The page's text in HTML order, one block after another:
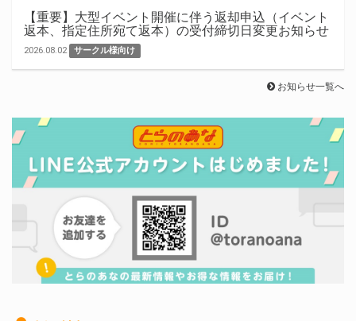
【重要】大型イベント開催に伴う返却申込（イベント
返本、指定住所宛て返本）の受付締切日変更お知らせ
2026.08.02 サークル様向け
お知らせ一覧へ